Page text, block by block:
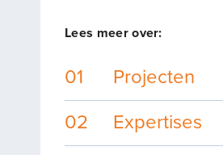
Lees meer over:
01
Projecten
02
Expertises